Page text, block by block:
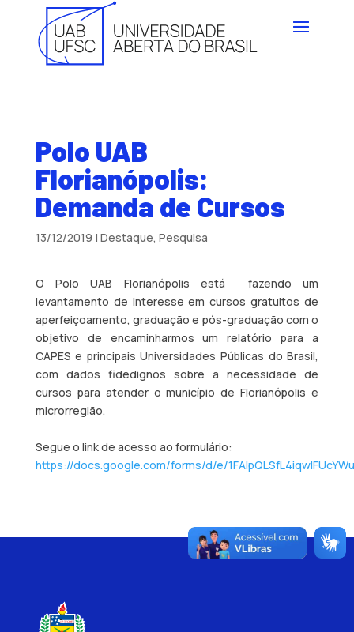
Polo UAB
Florianópolis:
Demanda de Cursos
13/12/2019 | Destaque, Pesquisa
O Polo UAB Florianópolis está fazendo um
levantamento de interesse em cursos gratuitos de
aperfeiçoamento, graduação e pós-graduação com o
objetivo de encaminharmos um relatório para a
CAPES e principais Universidades Públicas do Brasil,
com dados fidedignos sobre a necessidade de
cursos para atender o município de Florianópolis e
microrregião.
Segue o link de acesso ao formulário:
https://docs.google.com/forms/d/e/